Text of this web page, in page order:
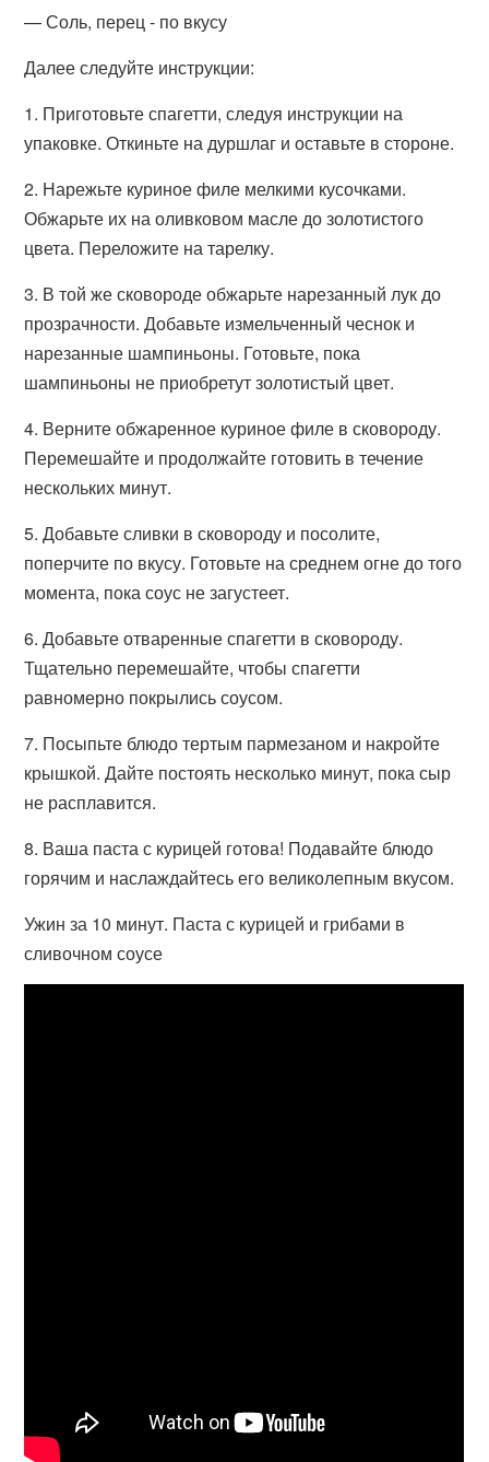
— Соль, перец - по вкусу
Далее следуйте инструкции:
1. Приготовьте спагетти, следуя инструкции на
упаковке. Откиньте на дуршлаг и оставьте в стороне.
2. Нарежьте куриное филе мелкими кусочками.
Обжарьте их на оливковом масле до золотистого
цвета. Переложите на тарелку.
3. В той же сковороде обжарьте нарезанный лук до
прозрачности. Добавьте измельченный чеснок и
нарезанные шампиньоны. Готовьте, пока
шампиньоны не приобретут золотистый цвет.
4. Верните обжаренное куриное филе в сковороду.
Перемешайте и продолжайте готовить в течение
нескольких минут.
5. Добавьте сливки в сковороду и посолите,
поперчите по вкусу. Готовьте на среднем огне до того
момента, пока соус не загустеет.
6. Добавьте отваренные спагетти в сковороду.
Тщательно перемешайте, чтобы спагетти
равномерно покрылись соусом.
7. Посыпьте блюдо тертым пармезаном и накройте
крышкой. Дайте постоять несколько минут, пока сыр
не расплавится.
8. Ваша паста с курицей готова! Подавайте блюдо
горячим и наслаждайтесь его великолепным вкусом.
Ужин за 10 минут. Паста с курицей и грибами в
сливочном соусе